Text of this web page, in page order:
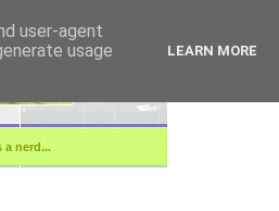
a nerd...
user-agent
usage
LEARN MORE